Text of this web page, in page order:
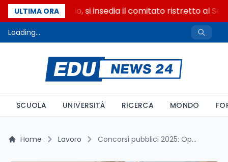
ULTIMA ORA
Riforma del calcio, si insedia il comitato ristretto al
Loading...
SCUOLA UNIVERSITÀ RICERCA MONDO
Home Lavoro Concorsi pubblici 2025: Opportunità e sfide per scuola, PA, INPS e Agenzia delle Entrate